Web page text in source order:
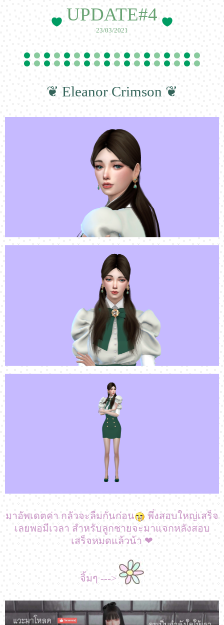
UPDATE#4
23/03/2021
❦ Eleanor Crimson ❦
มาอัพเดตค่า กลัวจะลืมกันก่อน
พึ่งสอบใหญ่เสร็จ
เลยพอมีเวลา สำหรับลูกชายจะมาแจกหลังสอบ
เสร็จหมดแล้วน้า ❤
จิ้มๆ --->